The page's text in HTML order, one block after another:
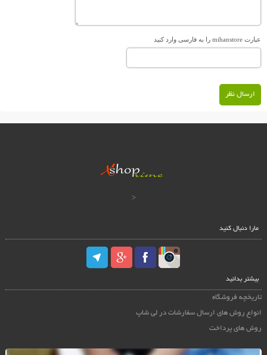
عبارت mihanstore را به فارسی وارد کنید
ارسال نظر
<
مارا دنبال کنید
بیشتر بدانید
تاریخچه فروشگاه
انواع روش های ارسال سفارشات در لی شاپ
روش های پرداخت